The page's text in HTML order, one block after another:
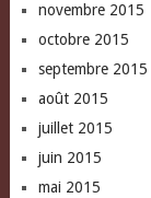
novembre 2015
octobre 2015
septembre 2015
août 2015
juillet 2015
juin 2015
mai 2015